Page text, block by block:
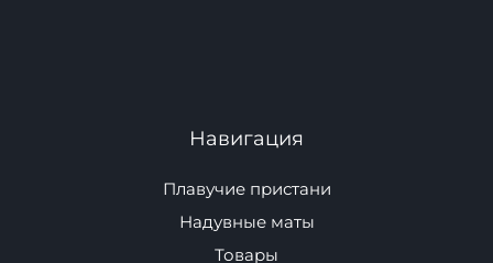
Плавучие пристани
Надувные маты